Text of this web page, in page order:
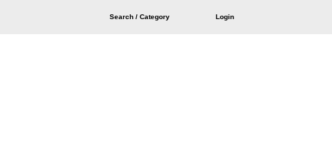
Search / Category Login